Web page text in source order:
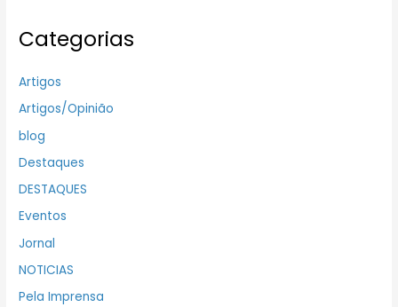
Categorias
Artigos
Artigos/Opinião
blog
Destaques
DESTAQUES
Eventos
Jornal
NOTICIAS
Pela Imprensa